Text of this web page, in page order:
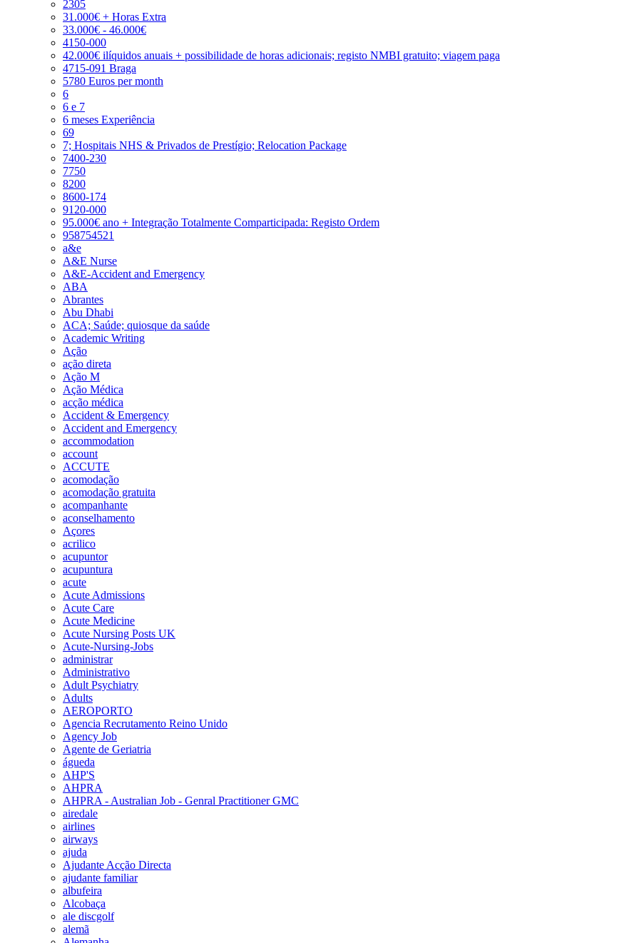
2305
31.000€ + Horas Extra
33.000€ - 46.000€
4150-000
42.000€ ilíquidos anuais + possibilidade de horas adicionais; registo NMBI gratuito; viagem paga
4715-091 Braga
5780 Euros per month
6
6 e 7
6 meses Experiência
69
7; Hospitais NHS & Privados de Prestígio; Relocation Package
7400-230
7750
8200
8600-174
9120-000
95.000€ ano + Integração Totalmente Comparticipada: Registo Ordem
958754521
a&e
A&E Nurse
A&E-Accident and Emergency
ABA
Abrantes
Abu Dhabi
ACA; Saúde; quiosque da saúde
Academic Writing
Ação
ação direta
Ação M
Ação Médica
acção médica
Accident & Emergency
Accident and Emergency
accommodation
account
ACCUTE
acomodação
acomodação gratuita
acompanhante
aconselhamento
Açores
acrilico
acupuntor
acupuntura
acute
Acute Admissions
Acute Care
Acute Medicine
Acute Nursing Posts UK
Acute-Nursing-Jobs
administrar
Administrativo
Adult Psychiatry
Adults
AEROPORTO
Agencia Recrutamento Reino Unido
Agency Job
Agente de Geriatria
águeda
AHP'S
AHPRA
AHPRA - Australian Job - Genral Practitioner GMC
airedale
airlines
airways
ajuda
Ajudante Acção Directa
ajudante familiar
albufeira
Alcobaça
ale discgolf
alemã